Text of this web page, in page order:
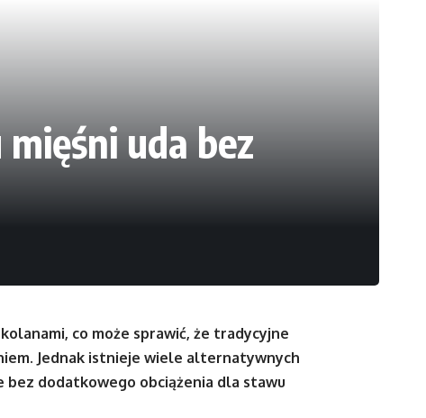
uda bez
co może sprawić, że tradycyjne
Jednak istnieje wiele alternatywnych
dodatkowego obciążenia dla stawu